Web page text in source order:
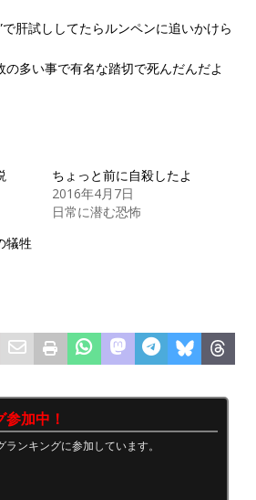
肝試ししてたらルンペンに追いかけら
多い事で有名な踏切で死んだんだよ
ちょっと前に自殺したよ
2016年4月7日
日常に潜む恐怖
犠牲
加中！
ンキングに参加しています。